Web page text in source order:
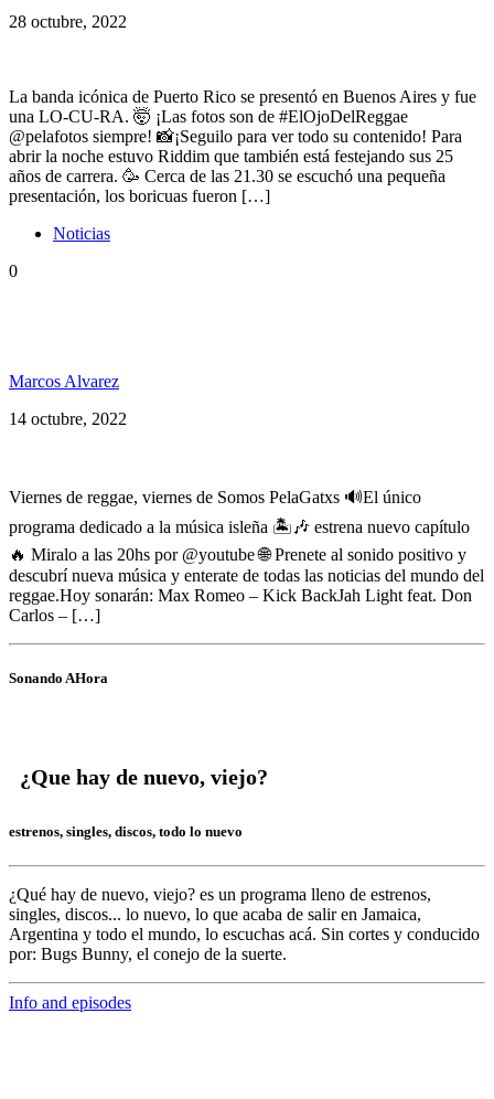
28 octubre, 2022
La banda icónica de Puerto Rico se presentó en Buenos Aires y fue
una LO-CU-RA. 🤯 ¡Las fotos son de #ElOjoDelReggae
@pelafotos siempre! 📸¡Seguilo para ver todo su contenido! Para
abrir la noche estuvo Riddim que también está festejando sus 25
años de carrera. 🥳 Cerca de las 21.30 se escuchó una pequeña
presentación, los boricuas fueron […]
Noticias
0
Marcos Alvarez
14 octubre, 2022
Viernes de reggae, viernes de Somos PelaGatxs 🔊El único
programa dedicado a la música isleña 🏝️🎶 estrena nuevo capítulo
🔥 Miralo a las 20hs por @youtube 🌐 Prenete al sonido positivo y
descubrí nueva música y enterate de todas las noticias del mundo del
reggae.Hoy sonarán: Max Romeo – Kick BackJah Light feat. Don
Carlos – […]
Sonando AHora
¿Que hay de nuevo, viejo?
estrenos, singles, discos, todo lo nuevo
¿Qué hay de nuevo, viejo? es un programa lleno de estrenos,
singles, discos... lo nuevo, lo que acaba de salir en Jamaica,
Argentina y todo el mundo, lo escuchas acá. Sin cortes y conducido
por: Bugs Bunny, el conejo de la suerte.
Info and episodes